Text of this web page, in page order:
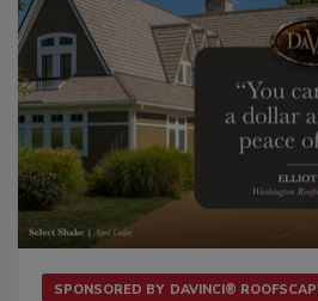
SPONSORED BY DAVINCI®